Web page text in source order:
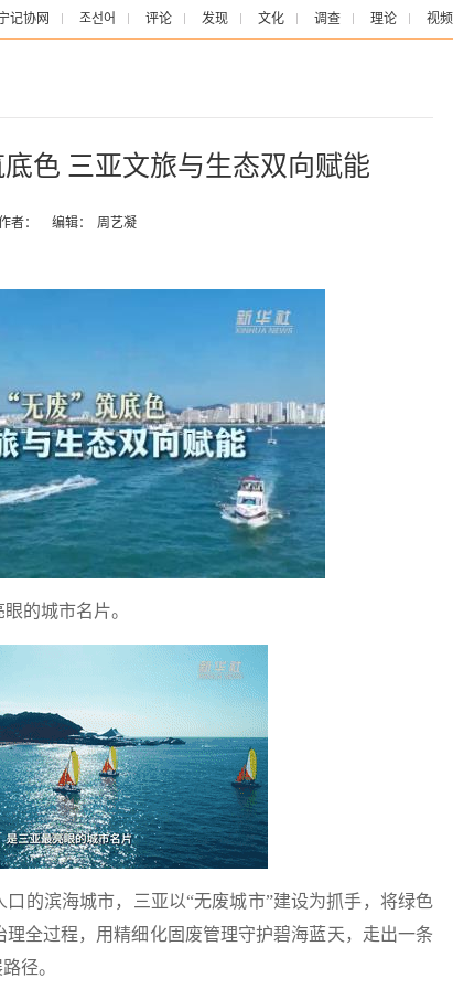
记协网 조선어 评论 发现 文化 调查 理论 视频
色 三亚文旅与生态双向赋能
者： 编辑： 周艺凝
的城市名片。
滨海城市，三亚以“无废城市”建设为抓手，将绿色
全过程，用精细化固废管理守护碧海蓝天，走出一条
径。